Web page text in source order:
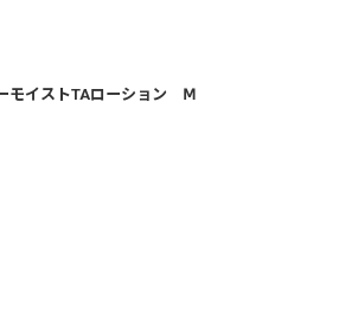
モイストTAローション Ⅿ